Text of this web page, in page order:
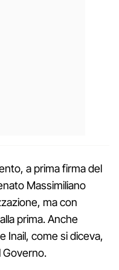
a prima firma del
Massimiliano
ma con
prima. Anche
Inail, come si diceva,
Governo.